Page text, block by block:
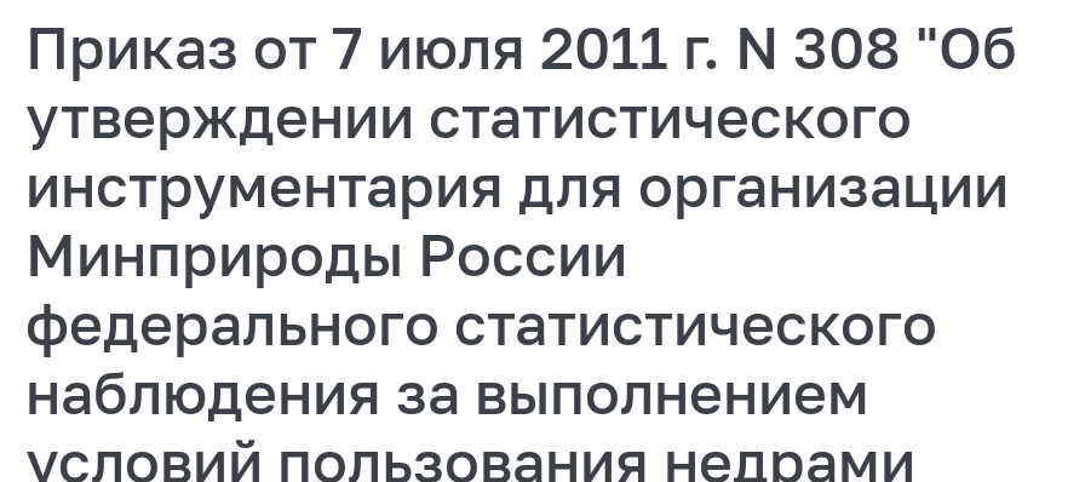
Приказ от 7 июля 2011 г. N 308 "Об
утверждении статистического
инструментария для организации
Минприроды России
федерального статистического
наблюдения за выполнением
условий пользования недрами